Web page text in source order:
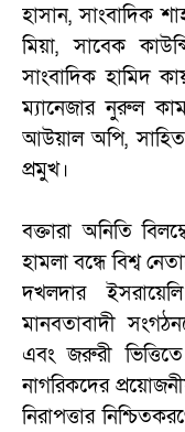
হাসান, সাংবাদিক
মিয়া, সাবেক
সাংবাদিক হামিদ
ম্যানেজার নুরুল
আউয়াল অপি,
প্রমুখ।
বক্তারা অনিতি
হামলা বন্ধে বিশ্ব
দখলদার
মানবতাবাদী
এবং জরুরী ভিত্তিতে
নাগরিকদের
নিরাপত্তার